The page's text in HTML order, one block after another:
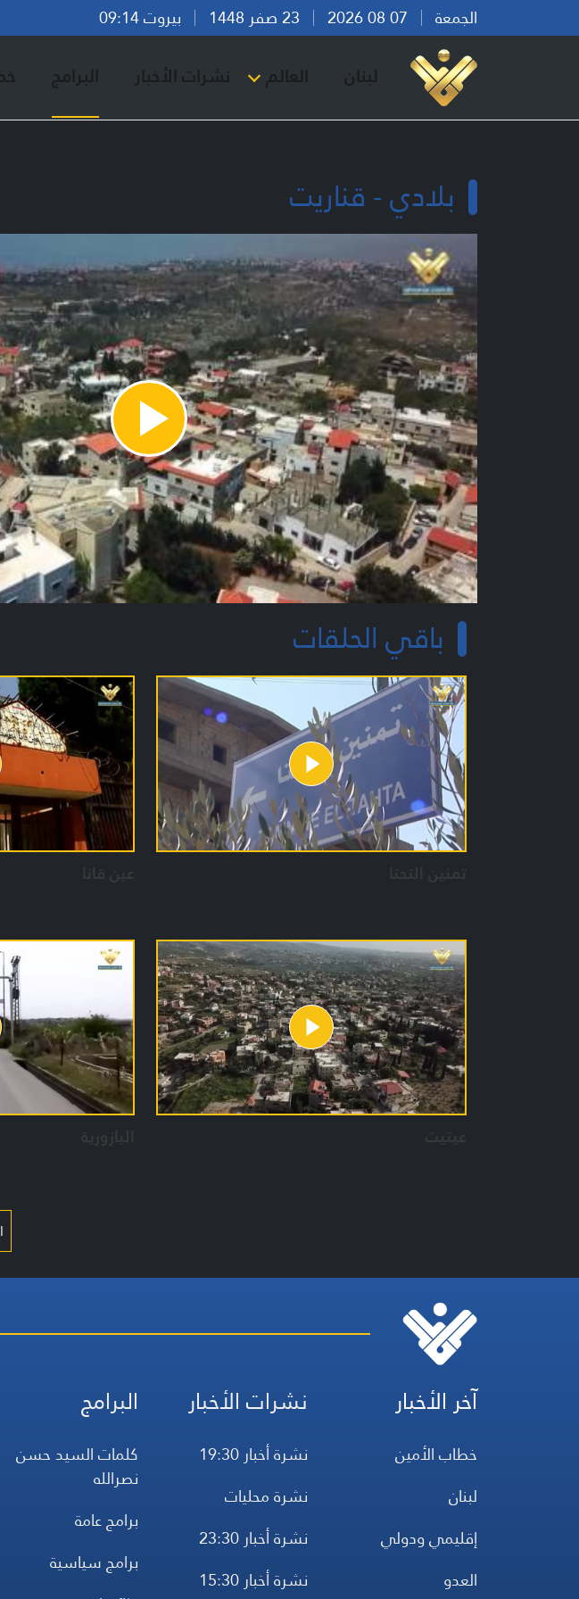
الجمعة بيروت 09:14
لبنان العالم نشرات الأخبار البرامج
بلادي - قناريت
Play
Video
باقي الحلقات
تمنين التحتا عين قانا
عيتيت البازورية
آخر الأخبار
خطاب الأمين
لبنان
إقليمي ودولي
العدو
نشرات الأخبار
نشرة أخبار 19:30
نشرة محليات
نشرة أخبار 23:30
نشرة أخبار 15:30
البرامج
كلمات السيد حسن
نصرالله
برامج عامة
برامج سياسية